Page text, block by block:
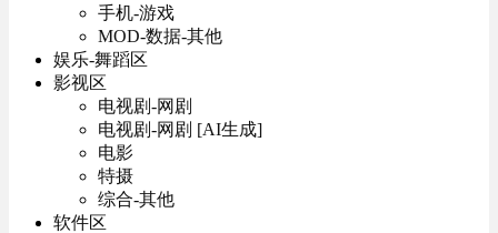
手机-游戏
MOD-数据-其他
娱乐-舞蹈区
影视区
电视剧-网剧
电视剧-网剧 [AI生成]
电影
特摄
综合-其他
软件区